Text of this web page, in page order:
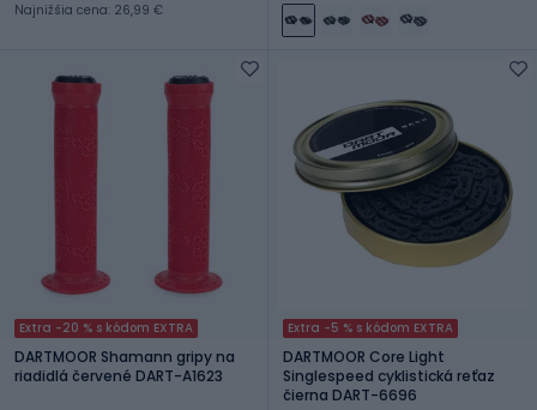
Najnižšia cena: 26,99 €
Extra -20 % s kódom EXTRA
DARTMOOR Shamann gripy na
riadidlá červené DART-A1623
Extra -5 % s kódom EXTRA
DARTMOOR Core Light
Singlespeed cyklistická reťaz
čierna DART-6696